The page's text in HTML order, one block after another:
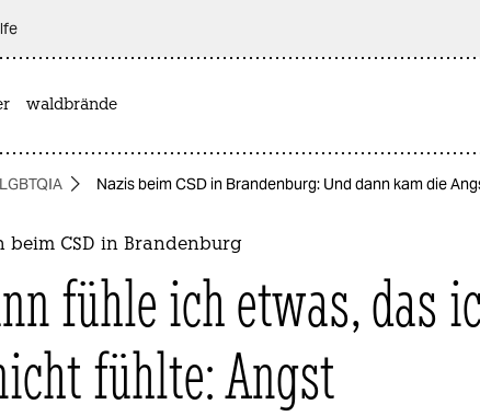
waldbrände
LGBTQIA Nazis beim CSD in Brandenburg: Und dann kam die
beim CSD in Brandenburg
fühle ich etwas, das
fühlte: Angst